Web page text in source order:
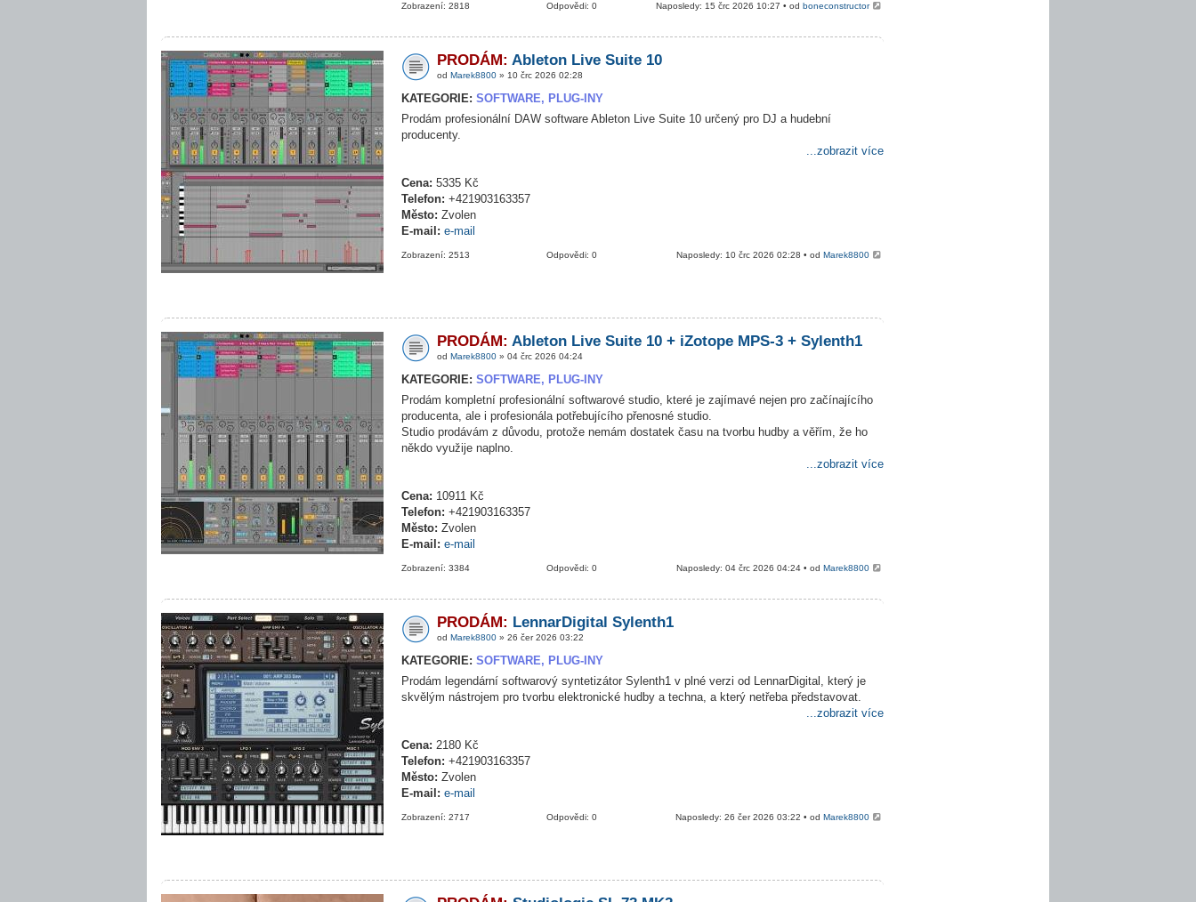
Naposledy: 15 črc 2026 10:27 • odboneconstructor
Odpovědi: 0
Zobrazení: 2818
PRODÁM: Ableton Live Suite 10
od Marek8800 » 10 črc 2026 02:28
KATEGORIE: SOFTWARE, PLUG-INY
Prodám profesionální DAW software Ableton Live Suite 10 určený pro DJ a hudební
producenty.
...zobrazit více
Cena: 5335 Kč
Telefon: +421903163357
Město: Zvolen
E-mail: e-mail
Naposledy: 10 črc 2026 02:28 • odMarek8800
Odpovědi: 0
Zobrazení: 2513
PRODÁM: Ableton Live Suite 10 + iZotope MPS-3 + Sylenth1
od Marek8800 » 04 črc 2026 04:24
KATEGORIE: SOFTWARE, PLUG-INY
Prodám kompletní profesionální softwarové studio, které je zajímavé nejen pro začínajícího
producenta, ale i profesionála potřebujícího přenosné studio.
Studio prodávám z důvodu, protože nemám dostatek času na tvorbu hudby a věřím, že ho
někdo využije naplno.
...zobrazit více
Cena: 10911 Kč
Telefon: +421903163357
Město: Zvolen
E-mail: e-mail
Naposledy: 04 črc 2026 04:24 • odMarek8800
Odpovědi: 0
Zobrazení: 3384
PRODÁM: LennarDigital Sylenth1
od Marek8800 » 26 čer 2026 03:22
KATEGORIE: SOFTWARE, PLUG-INY
Prodám legendární softwarový syntetizátor Sylenth1 v plné verzi od LennarDigital, který je
skvělým nástrojem pro tvorbu elektronické hudby a techna, a který netřeba představovat.
...zobrazit více
Cena: 2180 Kč
Telefon: +421903163357
Město: Zvolen
E-mail: e-mail
Naposledy: 26 čer 2026 03:22 • odMarek8800
Odpovědi: 0
Zobrazení: 2717